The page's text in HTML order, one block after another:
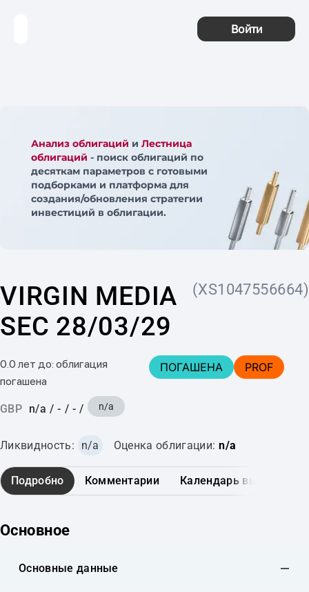
Войти
Анализ облигаций и Лестница
облигаций - поиск облигаций по
десяткам параметров с готовыми
подборками и платформа для
создания/обновления стратегии
инвестиций в облигации.
VIRGIN MEDIA
SEC 28/03/29
(XS1047556664)
0.0 лет до: облигация
погашена
ПОГАШЕНА PROF
GBP n/a / - / - / n/a
Ликвидность: n/a Оценка облигации: n/a
Подробно Комментарии Календарь выплат
Основное
Основные данные